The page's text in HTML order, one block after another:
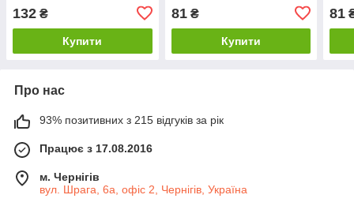
132 ₴
Купити
81₴
Купити
81
Про нас
93% позитивних з 215 відгуків за рік
Працює з 17.08.2016
м. Чернігів
вул. Шрага, 6а, офіс 2, Чернігів, Україна